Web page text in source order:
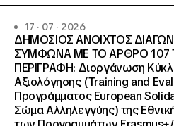
17 · 07 · 2026
ΔΗΜΟΣΙΟΣ ΑΝΟΙΧΤΟΣ
ΣΥΜΦΩΝΑ ΜΕ ΤΟ ΑΡΘΡΟ 107
ΠΕΡΙΓΡΑΦΗ: Διοργάνωση
Αξιολόγησης (Training and
Προγράμματος European
Σώμα Αλληλεγγύης) της